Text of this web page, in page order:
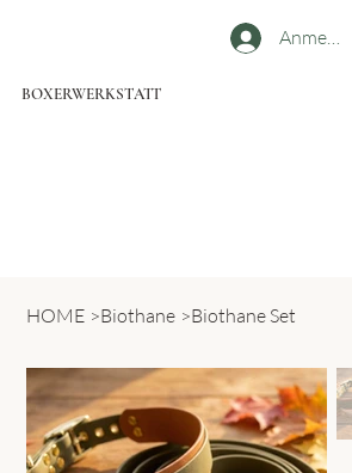
BOXERWERKSTATT
Anmelden
HOME >Biothane >Biothane Set